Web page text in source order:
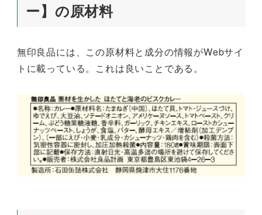
ー】の原材料
無印良品には、この原材料と成分の情報がWebサイ
トに載っている。これは良いことである。